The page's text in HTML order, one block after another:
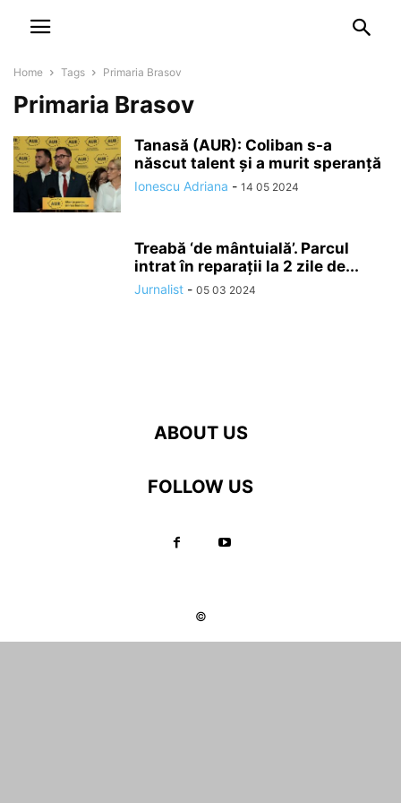
Home Tags Primaria Brasov
Primaria Brasov
Tanasă (AUR): Coliban s-a
născut talent și a murit speranță
Ionescu Adriana - 14 05 2024
Treabă ‘de mântuială’. Parcul
intrat în reparații la 2 zile de...
Jurnalist - 05 03 2024
ABOUT US
FOLLOW US
©